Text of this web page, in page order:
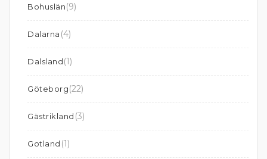
Bohuslän(9)
Dalarna (4)
Dalsland(1)
Göteborg(22)
Gästrikland (3)
Gotland (1)